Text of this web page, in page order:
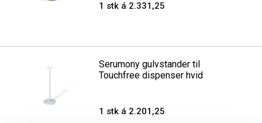
1 stk á 2.331,25
Serumony gulvstander til
Touchfree dispenser hvid
1 stk á 2.201,25